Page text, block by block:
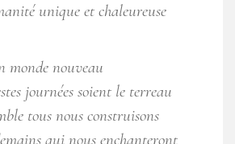
unique et chaleureuse
monde nouveau
journées soient le terreau
tous nous construisons
qui nous enchanteront